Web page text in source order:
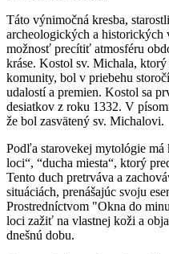
Táto výnimočná kresba,
archeologických a historických
možnosť precítiť atmosféru
kráse. Kostol sv. Michala,
komunity, bol v priebehu
udalostí a premien. Kostol sa
desiatkov z roku 1332. V
že bol zasvätený sv. Michalovi.
Podľa starovekej mytológie má
loci“, “ducha miesta“, ktorý
Tento duch pretrváva a
situáciách, prenášajúc svoju
Prostredníctvom "Okna do
loci zažiť na vlastnej koži a
dnešnú dobu.